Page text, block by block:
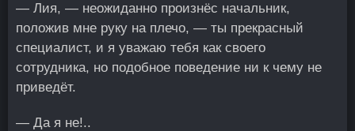
— Лия, — неожиданно произнёс начальник,
положив мне руку на плечо, — ты прекрасный
специалист, и я уважаю тебя как своего
сотрудника, но подобное поведение ни к чему не
приведёт.
— Да я не!..